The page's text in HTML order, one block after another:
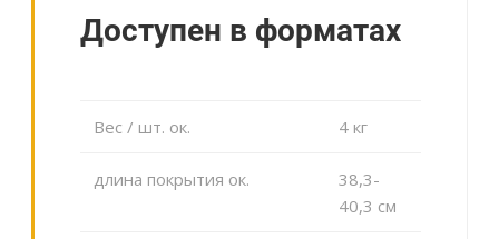
Доступен в форматах
Вес / шт. ок. 4 кг
длина покрытия ок.
38,3-
40,3 cм